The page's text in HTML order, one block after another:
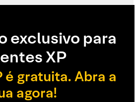
exclusivo para
XP
é gratuita. Abra a
agora!